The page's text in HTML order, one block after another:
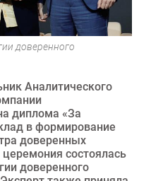
доверенного
Аналитического
диплома «За
в формирование
доверенных
состоялась
доверенного